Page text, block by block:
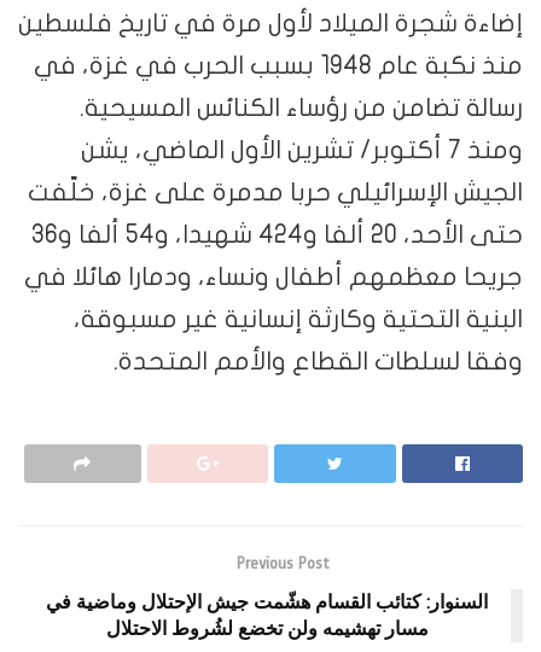
شجرة الميلاد لأول مرة في تاريخ فلسطين
منذ نكبة عام 1948 بسبب الحرب في غزة، في
تضامن من رؤساء الكنائس المسيحية.
ومنذ 7 أكتوبر/ تشرين الأول الماضي، يشن
الإسرائيلي حربا مدمرة على غزة، خلّفت
حتى الأحد، 20 ألفا و424 شهيدا، و54 ألفا و36
معظمهم أطفال ونساء، ودمارا هائلا في
التحتية وكارثة إنسانية غير مسبوقة،
لسلطات القطاع والأمم المتحدة.
Previous Post
كتائب القسام هشّمت جيش الإحتلال وماضية في
مسار تهشيمه ولن تخضع لشُروط الاحتلال